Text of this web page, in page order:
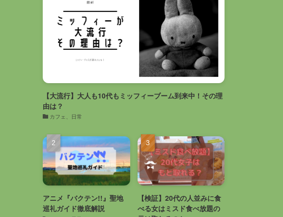
【大流行】大人も10代もミッフィーブーム到来中！その理
由は？
カフェ、日常
アニメ『バクテン!!』聖地
巡礼ガイド徹底解説
【検証】20代の人並みに食
べる女はミスド食べ放題の